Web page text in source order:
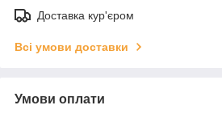
Доставка кур'єром
Всі умови доставки
Умови оплати